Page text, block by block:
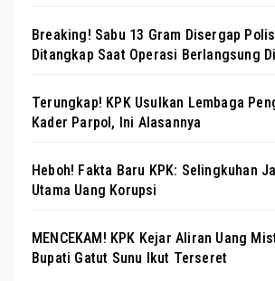
Breaking! Sabu 13 Gram Disergap
Ditangkap Saat Operasi Berlangsung
Terungkap! KPK Usulkan Lembaga
Kader Parpol, Ini Alasannya
Heboh! Fakta Baru KPK: Selingkuhan
Utama Uang Korupsi
MENCEKAM! KPK Kejar Aliran Uang
Bupati Gatut Sunu Ikut Terseret